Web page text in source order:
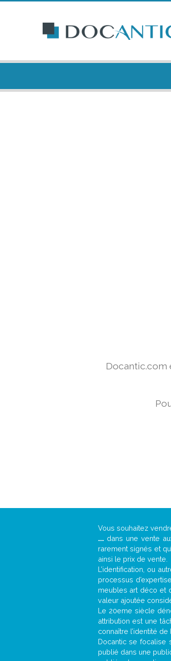
Docantic.com
Vous souhaitez
...dans une vente
rarement signés et
ainsi le prix de vente.
L’identification, ou
processus
meubles art déco et
valeur ajoutée
Le 20eme siècle
attribution est une
connaître l’identité
Docantic se focalise
publié dans une